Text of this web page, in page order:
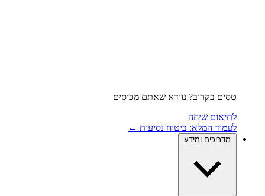
טסים בקרוב? נוודא שאתם מכוסים
לתיאום שיחה
לעמוד המלא: ביטוח נסיעות ←
מדריכים ומידע